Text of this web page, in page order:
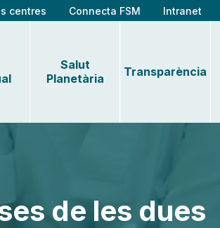
centres Connecta FSM Intranet
Salut
Planetària
Transparència
de les dues